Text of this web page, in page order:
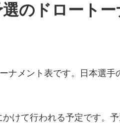
のドロート
ナメント表です。日本選
けて行われる予定です。